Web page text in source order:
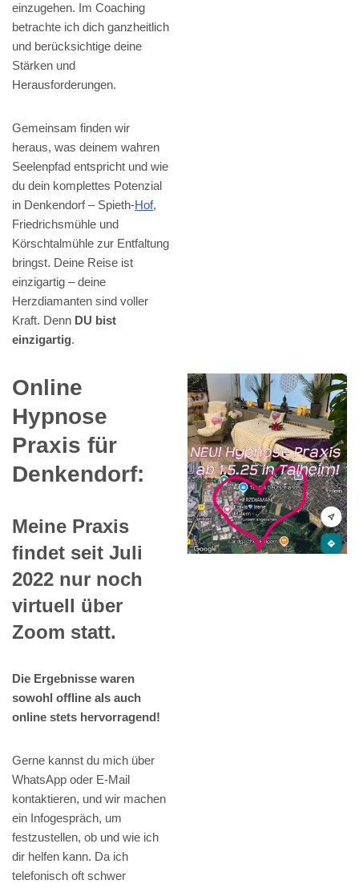
einzugehen. Im Coaching
betrachte ich dich ganzheitlich
und berücksichtige deine
Stärken und
Herausforderungen.
Gemeinsam finden wir
heraus, was deinem wahren
Seelenpfad entspricht und wie
du dein komplettes Potenzial
in Denkendorf – Spieth-Hof,
Friedrichsmühle und
Körschtalmühle zur Entfaltung
bringst. Deine Reise ist
einzigartig – deine
Herzdiamanten sind voller
Kraft. Denn DU bist
einzigartig.
Online
Hypnose
Praxis für
Denkendorf:
Meine Praxis
findet seit Juli
2022 nur noch
virtuell über
Zoom statt.
Die Ergebnisse waren
sowohl offline als auch
online stets hervorragend!
Gerne kannst du mich über
WhatsApp oder E-Mail
kontaktieren, und wir machen
ein Infogespräch, um
festzustellen, ob und wie ich
dir helfen kann. Da ich
telefonisch oft schwer